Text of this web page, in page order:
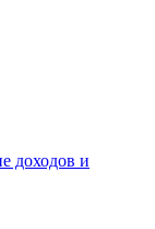
доходов и